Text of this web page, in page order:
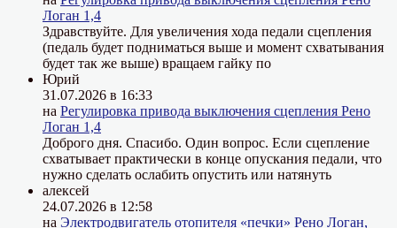
Логан 1,4
Здравствуйте. Для увеличения хода педали сцепления
(педаль будет подниматься выше и момент схватывания
будет так же выше) вращаем гайку по
Юрий
31.07.2026 в 16:33
на Регулировка привода выключения сцепления Рено
Логан 1,4
Доброго дня. Спасибо. Один вопрос. Если сцепление
схватывает практически в конце опускания педали, что
нужно сделать ослабить опустить или натянуть
алексей
24.07.2026 в 12:58
на Электродвигатель отопителя «печки» Рено Логан,